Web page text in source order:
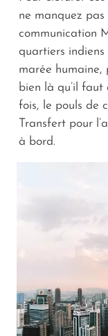
ne manquez pas
communication
quartiers indiens
marée humaine,
bien là qu’il
fois, le pouls de
Transfert pour
à bord.